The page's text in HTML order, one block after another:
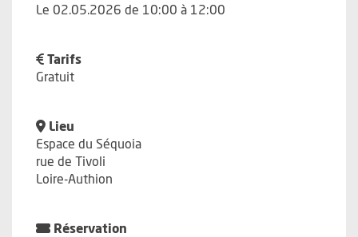
Le 02.05.2026 de 10:00 à 12:00
Tarifs
Gratuit
Lieu
Espace du Séquoia
rue de Tivoli
Loire-Authion
Réservation